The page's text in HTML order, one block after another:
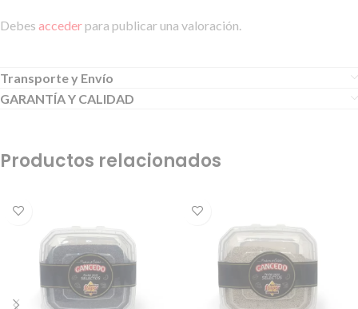
Debes acceder para publicar una valoración.
Transporte y Envío
GARANTÍA Y CALIDAD
Productos relacionados